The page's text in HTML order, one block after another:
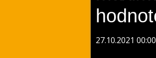
27.10.2021 00:00